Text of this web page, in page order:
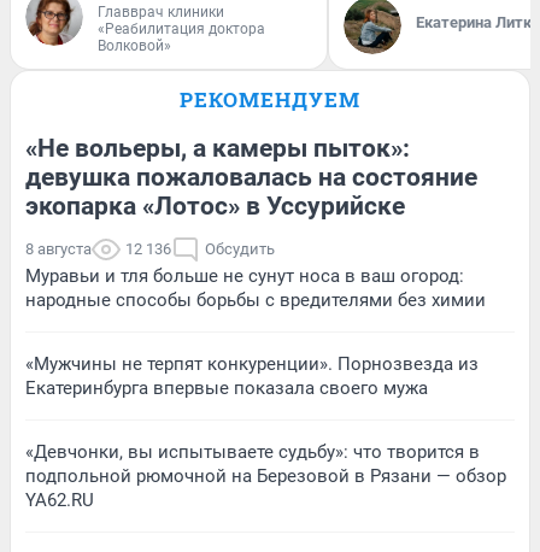
Главврач клиники
«Реабилитация доктора
Волковой»
Екатерина
РЕКОМЕНДУЕМ
«Не вольеры, а камеры пыток»:
девушка пожаловалась на состояние
экопарка «Лотос» в Уссурийске
8 августа 12 136 Обсудить
Муравьи и тля больше не сунут носа в ваш огород:
народные способы борьбы с вредителями без химии
«Мужчины не терпят конкуренции». Порнозвезда из
Екатеринбурга впервые показала своего мужа
«Девчонки, вы испытываете судьбу»: что творится в
подпольной рюмочной на Березовой в Рязани — обзор
YA62.RU